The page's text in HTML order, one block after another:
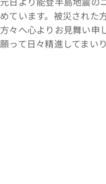
めています。被災された
方々へ心よりお見舞い申
願って日々精進してまいり